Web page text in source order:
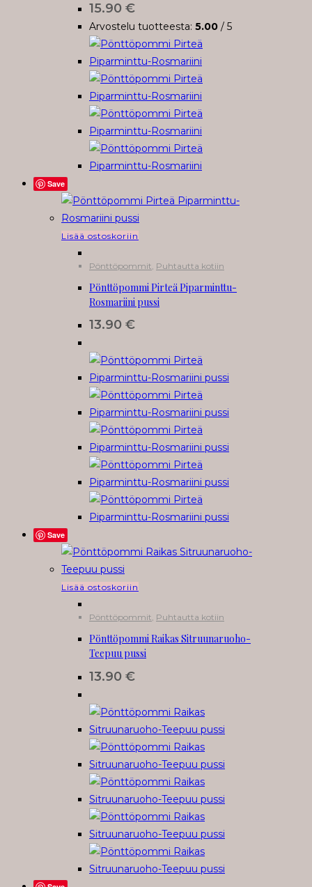
15.90 €
Arvostelu tuotteesta: 5.00 / 5
Save
Lisää ostoskoriin
Pönttöpommit, Puhtautta kotiin
Pönttöpommi Pirteä Piparminttu-
Rosmariini pussi
13.90 €
Save
Lisää ostoskoriin
Pönttöpommit, Puhtautta kotiin
Pönttöpommi Raikas Sitruunaruoho-
Teepuu pussi
13.90 €